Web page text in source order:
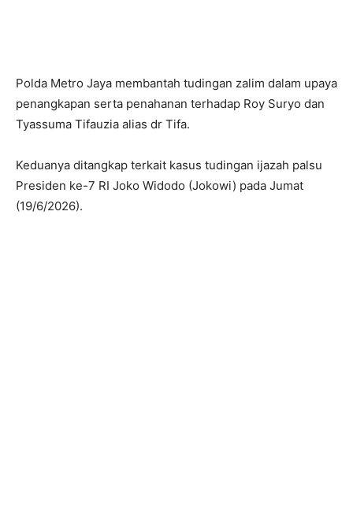
Polda Metro Jaya membantah tudingan zalim dalam upaya
penangkapan serta penahanan terhadap Roy Suryo dan
Tyassuma Tifauzia alias dr Tifa.
Keduanya ditangkap terkait kasus tudingan ijazah palsu
Presiden ke-7 RI Joko Widodo (Jokowi) pada Jumat
(19/6/2026).